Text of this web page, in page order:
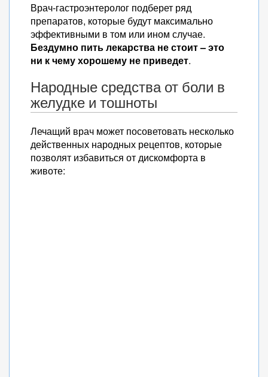
Врач-гастроэнтеролог подберет ряд
препаратов, которые будут максимально
эффективными в том или ином случае.
Бездумно пить лекарства не стоит – это
ни к чему хорошему не приведет.
Народные средства от боли в
желудке и тошноты
Лечащий врач может посоветовать несколько
действенных народных рецептов, которые
позволят избавиться от дискомфорта в
животе: